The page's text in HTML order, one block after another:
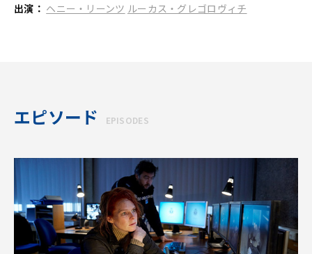
出演： ヘニー・リーンツ ルーカス・グレゴロヴィチ
エピソード EPISODES